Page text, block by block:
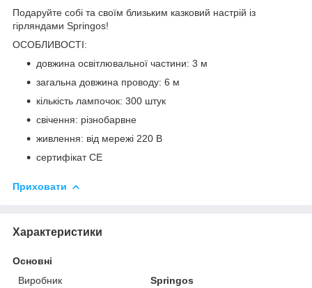
Подаруйте собі та своїм близьким казковий настрій із
гірляндами Springos!
ОСОБЛИВОСТІ:
довжина освітлювальної частини: 3 м
загальна довжина проводу: 6 м
кількість лампочок: 300 штук
свічення: різнобарвне
живлення: від мережі 220 В
сертифікат CE
Приховати
Характеристики
Основні
Виробник
Springos